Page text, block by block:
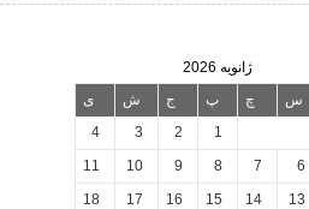
چ ج ش
ی
4
7
10
11
14
15
16
17
18